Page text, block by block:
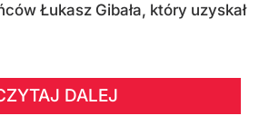
Łukasz Gibała, który uzyskał
DALEJ